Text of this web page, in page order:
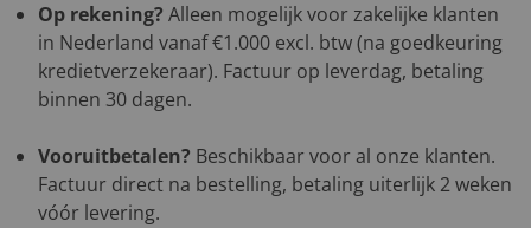
Op rekening? Alleen mogelijk voor zakelijke klanten
in Nederland vanaf €1.000 excl. btw (na goedkeuring
kredietverzekeraar). Factuur op leverdag, betaling
binnen 30 dagen.
Vooruitbetalen? Beschikbaar voor al onze klanten.
Factuur direct na bestelling, betaling uiterlijk 2 weken
vóór levering.